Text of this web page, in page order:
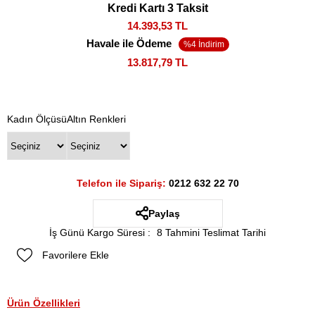
Kredi Kartı 3 Taksit
14.393,53 TL
Havale ile Ödeme
13.817,79 TL
Kadın ÖlçüsüAltın Renkleri
Telefon ile Sipariş: 0212 632 22 70
Paylaş
İş Günü Kargo Süresi :
8 Tahmini Teslimat Tarihi
Favorilere Ekle
Ürün Özellikleri